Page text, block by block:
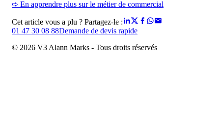
➪ En apprendre plus sur le métier de commercial
Cet article vous a plu ? Partagez-le :
01 47 30 08 88Demande de devis rapide
© 2026 V3 Alann Marks - Tous droits réservés